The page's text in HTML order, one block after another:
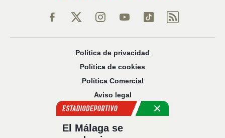
Política de privacidad
Política de cookies
Política Comercial
Aviso legal
Configuración de privacidad
Sobre nosotros
El Málaga se